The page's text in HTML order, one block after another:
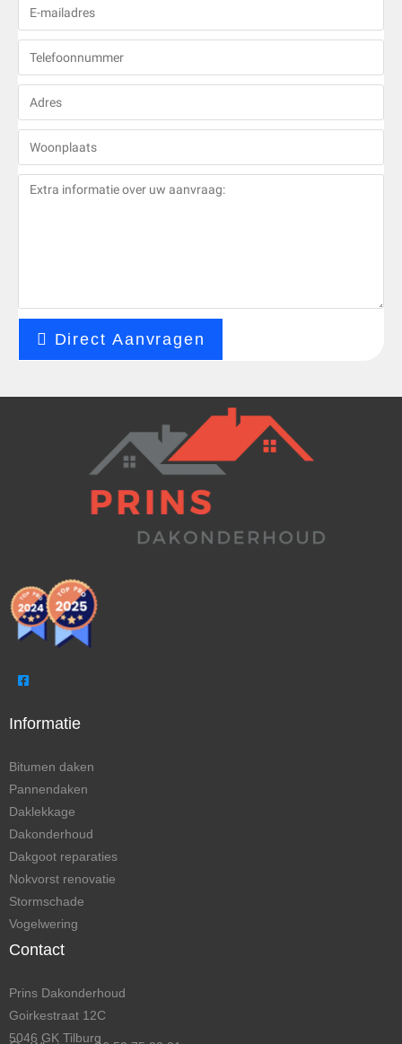
Direct Aanvragen
Informatie
Bitumen daken
Pannendaken
Daklekkage
Dakonderhoud
Dakgoot reparaties
Nokvorst renovatie
Stormschade
Vogelwering
Contact
Prins Dakonderhoud
Goirkestraat 12C
5046 GK Tilburg